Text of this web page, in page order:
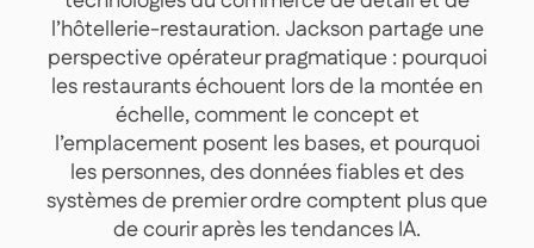
 Réception de factures par IA
 Gestion des ingrédients et des allergènes
 Visibilité des stocks en temps réel
 Recettes et recettes de préparation
Enregistrement des pertes
 Cuisine centrale
 Bars et bistrots
 Podcast
 Succes Story
Outils gratuits
Comparatifs
 Carrières
Nous contacter
AU
l’hôtellerie-restauration. Jackson partage une
perspective opérateur pragmatique : pourquoi
les restaurants échouent lors de la montée en
échelle, comment le concept et
l’emplacement posent les bases, et pourquoi
les personnes, des données fiables et des
systèmes de premier ordre comptent plus que
de courir après les tendances IA.